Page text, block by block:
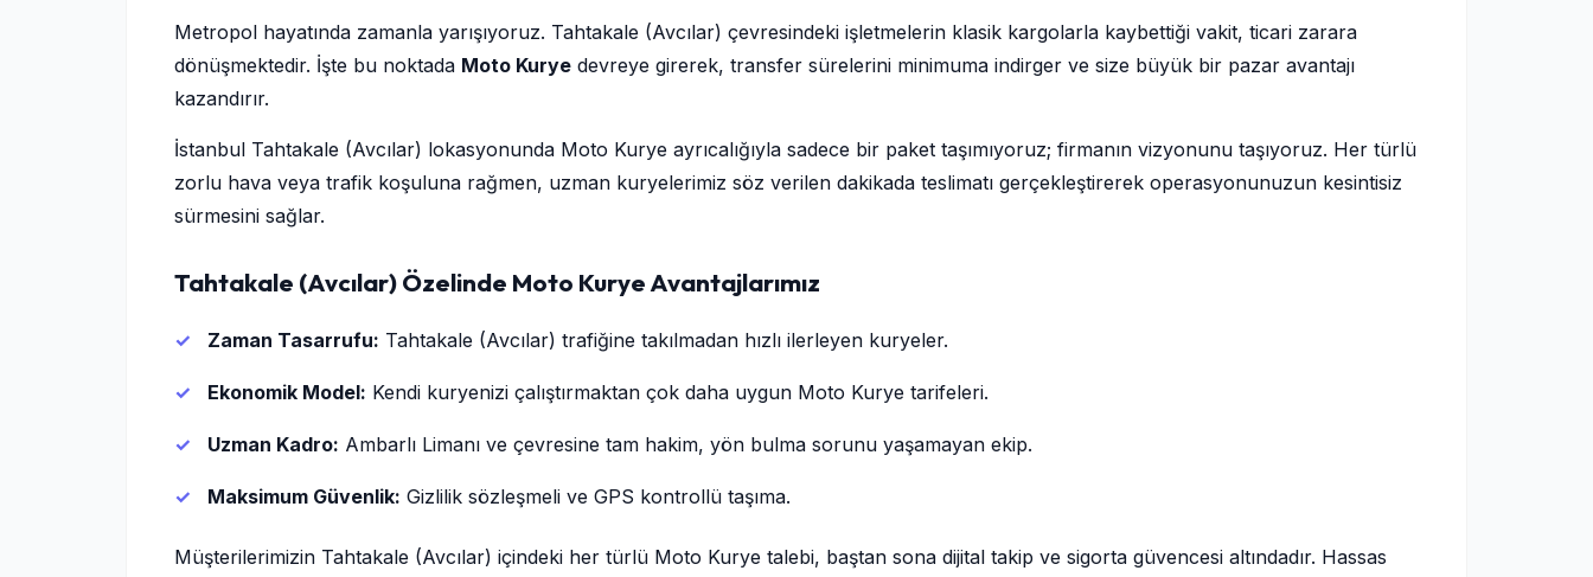
Metropol hayatında zamanla yarışıyoruz. Tahtakale (Avcılar) çevresindeki işletmelerin klasik kargolarla kaybettiği vakit, ticari zarara
dönüşmektedir. İşte bu noktada Moto Kurye devreye girerek, transfer sürelerini minimuma indirger ve size büyük bir pazar avantajı
kazandırır.
İstanbul Tahtakale (Avcılar) lokasyonunda Moto Kurye ayrıcalığıyla sadece bir paket taşımıyoruz; firmanın vizyonunu taşıyoruz. Her türlü
zorlu hava veya trafik koşuluna rağmen, uzman kuryelerimiz söz verilen dakikada teslimatı gerçekleştirerek operasyonunuzun kesintisiz
sürmesini sağlar.
Tahtakale (Avcılar) Özelinde Moto Kurye Avantajlarımız
Zaman Tasarrufu: Tahtakale (Avcılar) trafiğine takılmadan hızlı ilerleyen kuryeler.
Ekonomik Model: Kendi kuryenizi çalıştırmaktan çok daha uygun Moto Kurye tarifeleri.
Uzman Kadro: Ambarlı Limanı ve çevresine tam hakim, yön bulma sorunu yaşamayan ekip.
Maksimum Güvenlik: Gizlilik sözleşmeli ve GPS kontrollü taşıma.
Müşterilerimizin Tahtakale (Avcılar) içindeki her türlü Moto Kurye talebi, baştan sona dijital takip ve sigorta güvencesi altındadır. Hassas